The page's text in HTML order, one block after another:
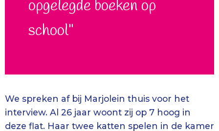
opgelegde boeken op
school"
We spreken af bij Marjolein thuis voor het
interview. Al 26 jaar woont zij op 7 hoog in
deze flat. Haar twee katten spelen in de kamer